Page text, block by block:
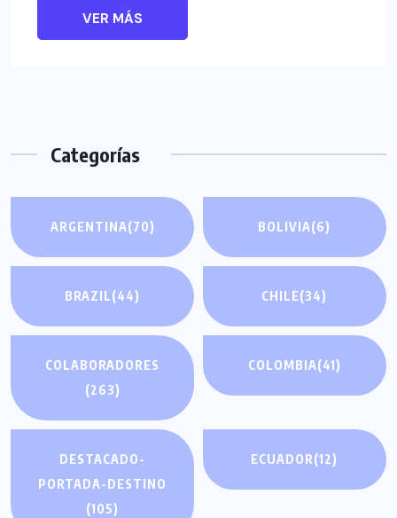
VER MÁS
Categorías
ARGENTINA(70) BOLIVIA(6)
BRAZIL(44) CHILE(34)
COLABORADORES
(263)
COLOMBIA(41)
DESTACADO-
PORTADA-DESTINO
(105)
ECUADOR(12)